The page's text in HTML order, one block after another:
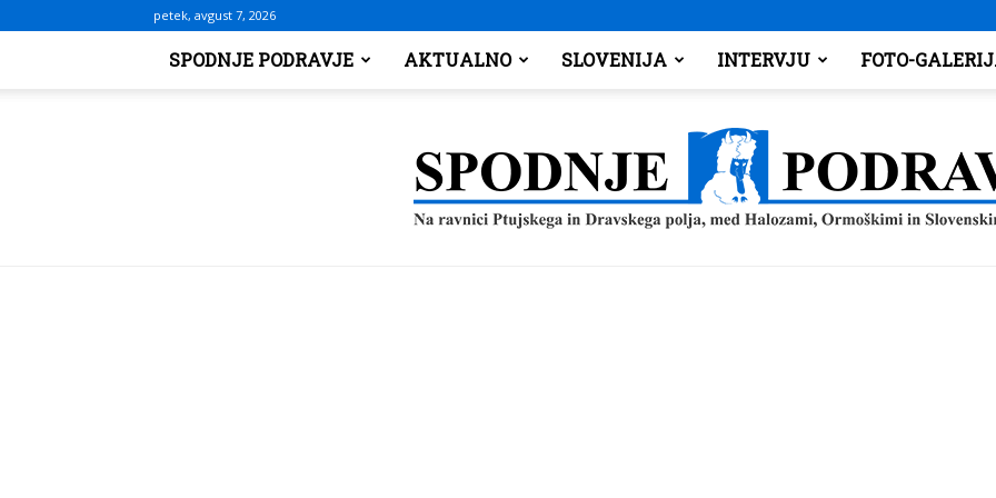
petek, avgust 7, 2026
SPODNJE PODRAVJE AKTUALNO SLOVENIJA INTERVJU FOTO-